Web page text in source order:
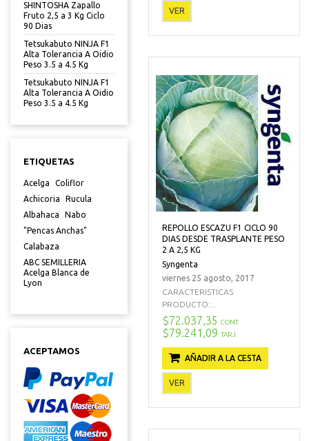
SHINTOSHA Zapallo
Fruto 2,5 a 3 Kg Ciclo
90 Dias
Tetsukabuto NINJA F1
Alta Tolerancia A Oidio
Peso 3.5 a 4.5 Kg
Tetsukabuto NINJA F1
Alta Tolerancia A Oidio
Peso 3.5 a 4.5 Kg
ETIQUETAS
Acelga
Coliflor
Achicoria
Rucula
Albahaca
Nabo
"Pencas Anchas"
Calabaza
ABC SEMILLERIA
Acelga Blanca de
Lyon
ACEPTAMOS
VER
REPOLLO ESCAZU F1 CICLO 90
DIAS DESDE TRASPLANTE PESO
2 A 2,5 KG
Syngenta
viernes 25 agosto, 2017
CARACTERISTICAS
PRODUCTO:...
$72.037,35 CONT
$79.241,09 TARJ
AÑADIR A LA CESTA
VER